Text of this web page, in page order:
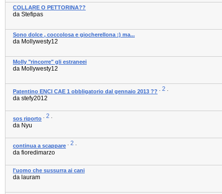
COLLARE O PETTORINA??
da Stefipas
Sono dolce , coccolosa e giocherellona :) ma...
da Mollywesty12
Molly "rincorre" gli estraneei
da Mollywesty12
Patentino ENCI CAE 1 obbligatorio dal gennaio 2013 ?? 2
da stefy2012
sos riporto 2
da Nyu
continua a scappare 2
da fioredimarzo
l'uomo che sussurra ai cani
da lauram